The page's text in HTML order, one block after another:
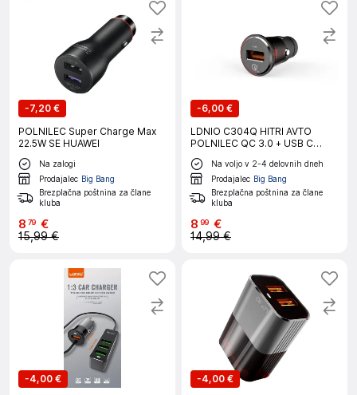
-7,20 €
POLNILEC Super Charge Max
22.5W SE HUAWEI
Na zalogi
Prodajalec Big Bang
Brezplačna poštnina za člane
kluba
8 79 €
15,99 €
-6,00 €
LDNIO C304Q HITRI AVTO
POLNILEC QC 3.0 + USB C
KABEL
Na voljo v 2-4 delovnih dneh
Prodajalec Big Bang
Brezplačna poštnina za člane
kluba
8 99 €
14,99 €
-4,00 €
-4,00 €